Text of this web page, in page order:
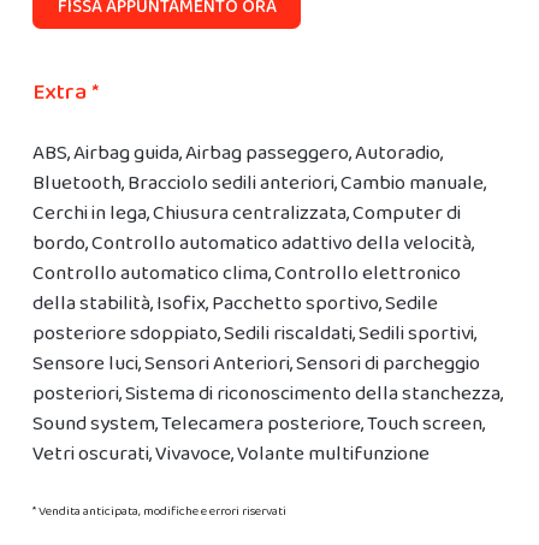
FISSA APPUNTAMENTO ORA
Extra *
ABS, Airbag guida, Airbag passeggero, Autoradio,
Bluetooth, Bracciolo sedili anteriori, Cambio manuale,
Cerchi in lega, Chiusura centralizzata, Computer di
bordo, Controllo automatico adattivo della velocità,
Controllo automatico clima, Controllo elettronico
della stabilità, Isofix, Pacchetto sportivo, Sedile
posteriore sdoppiato, Sedili riscaldati, Sedili sportivi,
Sensore luci, Sensori Anteriori, Sensori di parcheggio
posteriori, Sistema di riconoscimento della stanchezza,
Sound system, Telecamera posteriore, Touch screen,
Vetri oscurati, Vivavoce, Volante multifunzione
* Vendita anticipata, modifiche e errori riservati